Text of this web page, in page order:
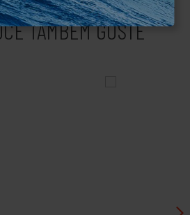
TAMBÉM GOSTE